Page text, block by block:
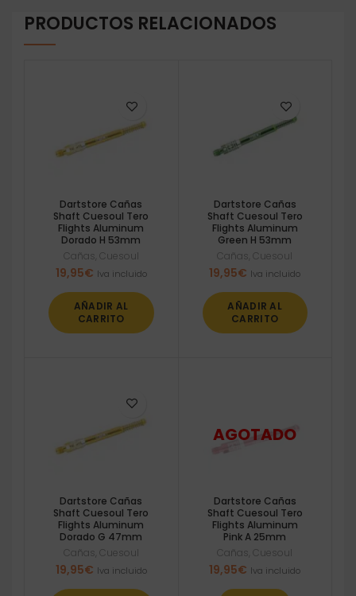
PRODUCTOS RELACIONADOS
Dartstore Cañas
Shaft Cuesoul Tero
Flights Aluminum
Dorado H 53mm
Cañas Cuesoul
19,95€ Iva incluido
AÑADIR AL
CARRITO
Dartstore Cañas
Shaft Cuesoul Tero
Flights Aluminum
Green H 53mm
Cañas ,Cuesoul
19,95€ Iva incluido
AÑADIR AL
CARRITO
Dartstore Cañas
Shaft Cuesoul Tero
Flights Aluminum
Dorado G 47mm
Cañas Cuesoul
19,95€ Iva incluido
Dartstore Cañas
Shaft Cuesoul Tero
Flights Aluminum
Pink A 25mm
Cañas ,Cuesoul
19,95€ Iva incluido